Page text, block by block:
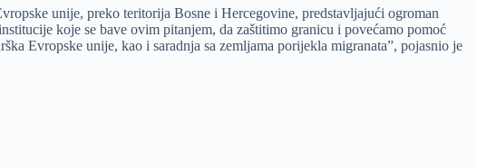
unije, preko teritorija Bosne i Hercegovine, predstavljajući ogroman
koje se bave ovim pitanjem, da zaštitimo granicu i povećamo pomoć
Evropske unije, kao i saradnja sa zemljama porijekla migranata”, pojasnio je